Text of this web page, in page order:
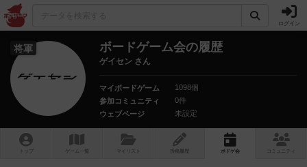
ログイン
将軍 ボードゲーム会の履歴
ゲイセン さん
マイボードゲーム
1098個
参加コミュニティ
0件
ウェブページ
未設定
トップ ゲーム一覧 マイリスト 投稿履歴 ボ ドゲ会 コミュニティ